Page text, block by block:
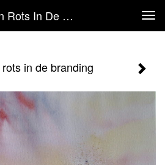
Anat Groag - Als Een Rots In De Branding
in de branding